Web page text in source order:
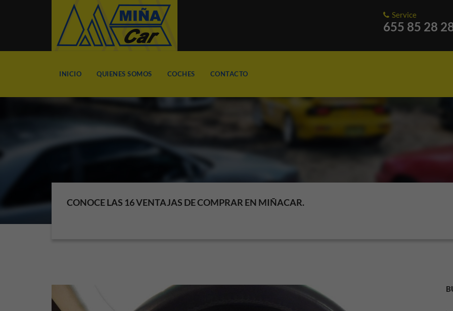
Service
655 85 28
INICIO QUIENES SOMOS COCHES CONTACTO
CONOCE LAS 16 VENTAJAS DE COMPRAR EN MIÑACAR.